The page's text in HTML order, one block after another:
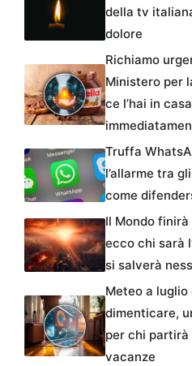
della tv
dolore
Richiamo
Ministero per
ce l’hai in
Truffa
l’allarme tra
come
Il Mondo finirà
ecco chi sarà
si salverà
Meteo a luglio
dimenticare,
per chi partirà
vacanze